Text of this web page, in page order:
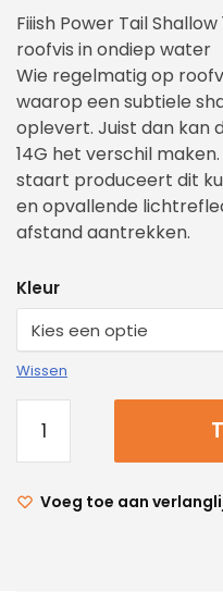
Fiiish Power Tail
roofvis in ondiep water
Wie regelmatig op
waarop een subtiele
oplevert. Juist dan kan
14G het verschil
staart produceert dit
en opvallende
afstand aantrekken.
Kleur
Wissen
Voeg toe aan